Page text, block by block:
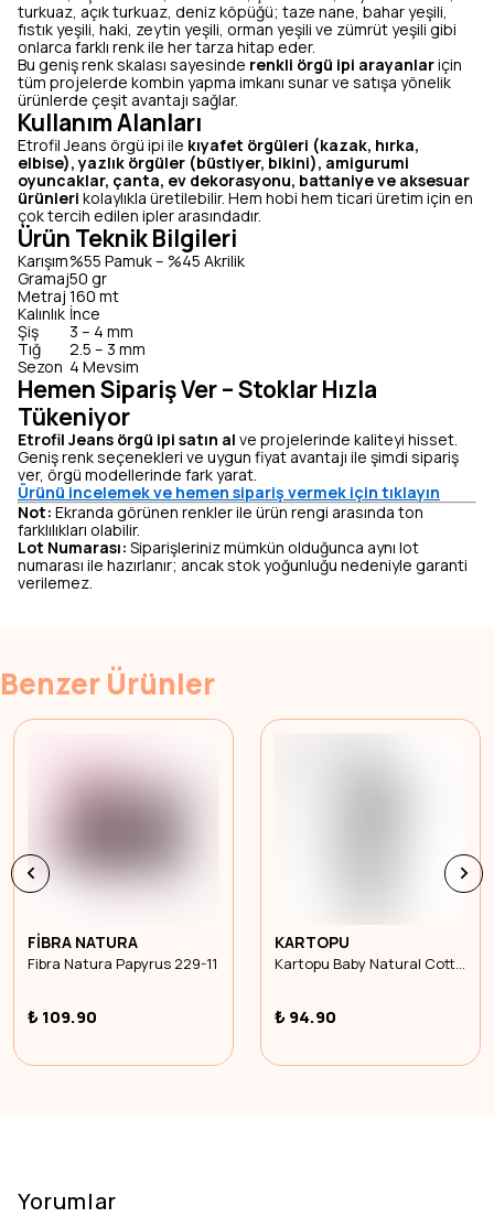
turkuaz, açık turkuaz, deniz köpüğü; taze nane, bahar yeşili,
fıstık yeşili, haki, zeytin yeşili, orman yeşili ve zümrüt yeşili gibi
onlarca farklı renk ile her tarza hitap eder.
Bu geniş renk skalası sayesinde renkli örgü ipi arayanlariçin
tüm projelerde kombin yapma imkanı sunar ve satışa yönelik
ürünlerde çeşit avantajı sağlar.
Kullanım Alanları
Etrofil Jeans örgü ipi ile kıyafet örgüleri (kazak, hırka,
elbise), yazlık örgüler (büstiyer, bikini), amigurumi
oyuncaklar, çanta, ev dekorasyonu, battaniye ve aksesuar
ürünleri kolaylıkla üretilebilir. Hem hobi hem ticari üretim için en
çok tercih edilen ipler arasındadır.
Ürün Teknik Bilgileri
Karışım%55 Pamuk – %45 Akrilik
Gramaj50 gr
Metraj 160 mt
Kalınlık İnce
Şiş
3 – 4 mm
Tığ
2.5 – 3 mm
Sezon 4 Mevsim
Hemen Sipariş Ver – Stoklar Hızla
Tükeniyor
Etrofil Jeans örgü ipi satın al ve projelerinde kaliteyi hisset.
Geniş renk seçenekleri ve uygun fiyat avantajı ile şimdi sipariş
ver, örgü modellerinde fark yarat.
Ürünü incelemek ve hemen sipariş vermek için tıklayın
Not: Ekranda görünen renkler ile ürün rengi arasında ton
farklılıkları olabilir.
Lot Numarası: Siparişleriniz mümkün olduğunca aynı lot
numarası ile hazırlanır; ancak stok yoğunluğu nedeniyle garanti
verilemez.
Benzer Ürünler
FİBRA NATURA
Fibra Natura Papyrus 229-11
₺ 109.90
KARTOPU
Kartopu Baby Natural Cotton K547
₺ 94.90
Yorumlar